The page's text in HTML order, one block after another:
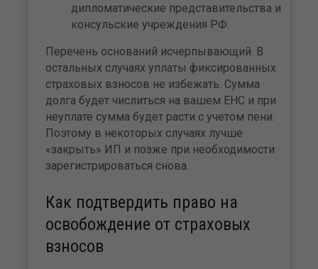
дипломатические представительства и
консульские учреждения РФ.
Перечень оснований исчерпывающий. В
остальных случаях уплаты фиксированных
страховых взносов не избежать. Сумма
долга будет числиться на вашем ЕНС и при
неуплате сумма будет расти с учетом пени.
Поэтому в некоторых случаях лучше
«закрыть» ИП и позже при необходимости
зарегистрироваться снова.
Как подтвердить право на
освобождение от страховых
взносов